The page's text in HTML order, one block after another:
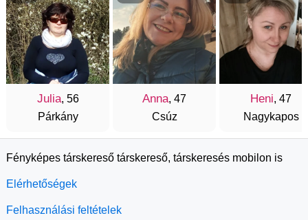
Julia, 56
Párkány
Anna, 47
Csúz
Heni, 47
Nagykapos
Fényképes társkereső társkereső, társkeresés mobilon is
Elérhetőségek
Felhasználási feltételek